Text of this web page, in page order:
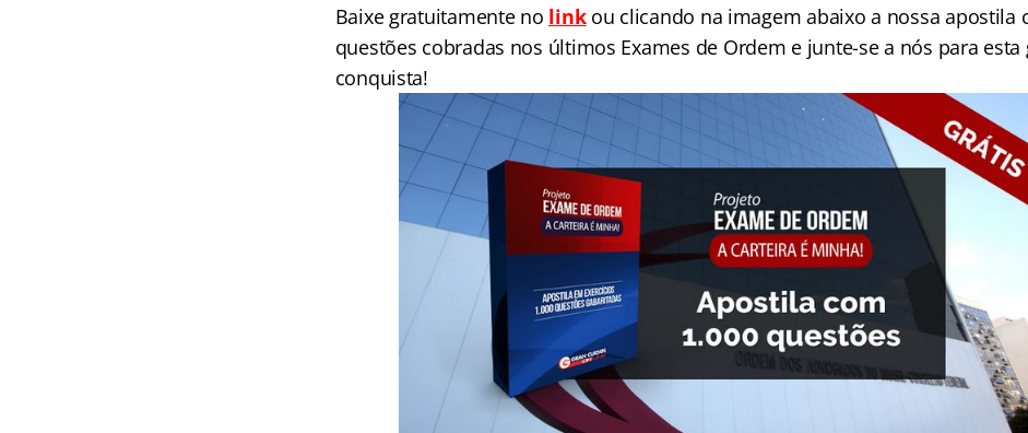
Baixe gratuitamente no linkou clicando na imagem abaixo a nossa apostila
questões cobradas nos últimos Exames de Ordem e junte-se a nós para esta
conquista!